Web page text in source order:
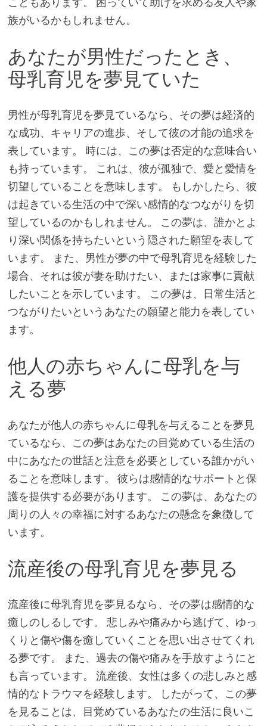
族がいるかもしれません。
あなたが男性だったとき、
母乳育児を夢見ていた
男性が母乳育児を夢見ているなら、その夢は経済的
な成功、キャリアの進歩、そして彼の才能の追求を
表しています。 時には、この夢は否定的な意味合い
も持っています。 これは、彼が孤独で、愛と愛情を
切望していることを意味します。 もしかしたら、彼
は起きている生活の中で深い感情的なつながりを切
望しているのかもしれません。 この夢は、誰かとよ
り深い関係を持ちたいという隠された願望を表して
います。 また、男性が夢の中で母乳育児を経験した
場合、それは彼が妻を助けたい、または家事に貢献
したいことを示しています。 この夢は、日常生活と
つながりたいというあなたの願望と能力を表してい
ます。
他人の赤ちゃんに母乳を与
える夢
あなたが他人の赤ちゃんに母乳を与えることを夢見
ているなら、この夢はあなたの目覚めている生活の
中にあなたの世話と注意を必要としている誰かがい
ることを意味します。 彼らは感情的なサポートと保
護を提供する必要があります。 この夢は、あなたの
周りの人々の幸福に対するあなたの懸念を象徴して
います。
流産後の母乳育児を夢見る
流産後に母乳育児を夢見るなら、その夢は感情的な
癒しのしるしです。 悲しみや痛みから逃げて、ゆっ
くりと傷や傷を癒していくことを思い出させてくれ
る夢です。 また、過去の傷や痛みを手放すようにと
も言っています。 流産後、女性は多くの悲しみと感
情的なトラウマを経験します。 したがって、この夢
を見ることは、目覚めているあなたの生活に良いこ